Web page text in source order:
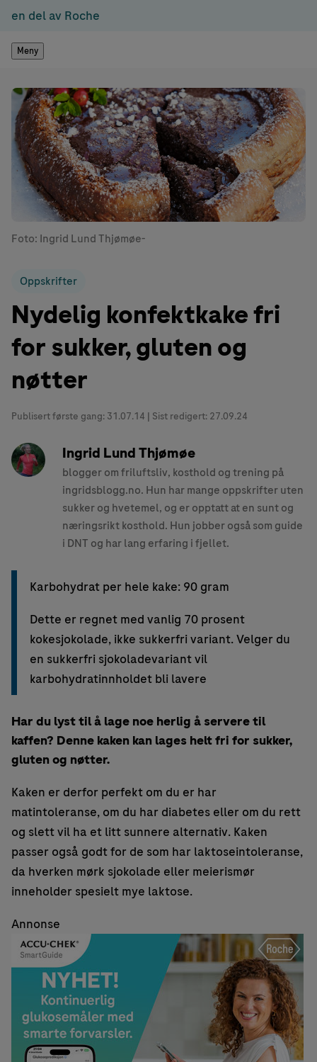
en del av Roche
Meny
Foto: Ingrid Lund Thjømøe-
Oppskrifter
Nydelig konfektkake fri
for sukker, gluten og
nøtter
Publisert første gang: 31.07.14 | Sist redigert: 27.09.24
Ingrid Lund Thjømøe
blogger om friluftsliv, kosthold og trening på
ingridsblogg.no. Hun har mange oppskrifter uten
sukker og hvetemel, og er opptatt at en sunt og
næringsrikt kosthold. Hun jobber også som guide
i DNT og har lang erfaring i fjellet.
Karbohydrat per hele kake: 90 gram
Dette er regnet med vanlig 70 prosent
kokesjokolade, ikke sukkerfri variant. Velger du
en sukkerfri sjokoladevariant vil
karbohydratinnholdet bli lavere
Har du lyst til å lage noe herlig å servere til
kaffen? Denne kaken kan lages helt fri for sukker,
gluten og nøtter.
Kaken er derfor perfekt om du er har
matintoleranse, om du har diabetes eller om du rett
og slett vil ha et litt sunnere alternativ. Kaken
passer også godt for de som har laktoseintoleranse,
da hverken mørk sjokolade eller meierismør
inneholder spesielt mye laktose.
Annonse